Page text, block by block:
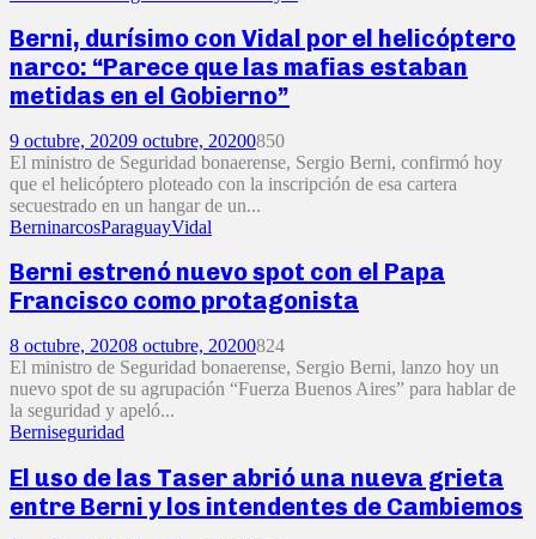
Berni, durísimo con Vidal por el helicóptero
narco: “Parece que las mafias estaban
metidas en el Gobierno”
9 octubre, 20209 octubre, 20200850
El ministro de Seguridad bonaerense, Sergio Berni, confirmó hoy
que el helicóptero ploteado con la inscripción de esa cartera
secuestrado en un hangar de un...
BerninarcosParaguayVidal
Berni estrenó nuevo spot con el Papa
Francisco como protagonista
8 octubre, 20208 octubre, 20200824
El ministro de Seguridad bonaerense, Sergio Berni, lanzo hoy un
nuevo spot de su agrupación “Fuerza Buenos Aires” para hablar de
la seguridad y apeló...
Berniseguridad
El uso de las Taser abrió una nueva grieta
entre Berni y los intendentes de Cambiemos